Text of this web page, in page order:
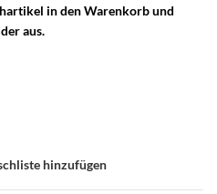
in den Warenkorb und
aus.
hinzufügen